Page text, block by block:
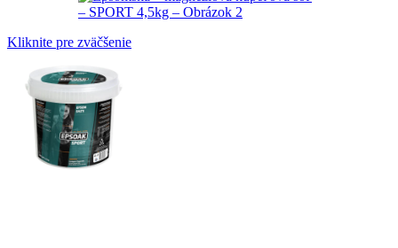
Kliknite pre zväčšenie